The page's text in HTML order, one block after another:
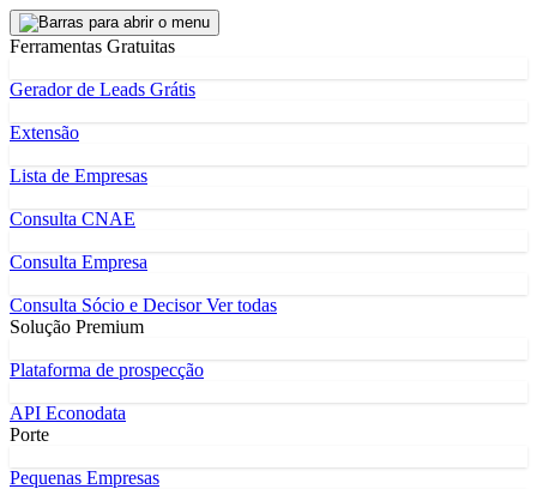
Ferramentas Gratuitas
Gerador de Leads Grátis
Extensão
Lista de Empresas
Consulta CNAE
Consulta Empresa
Consulta Sócio e DecisorVer todas
Solução Premium
Plataforma de prospecção
API Econodata
Porte
Pequenas Empresas